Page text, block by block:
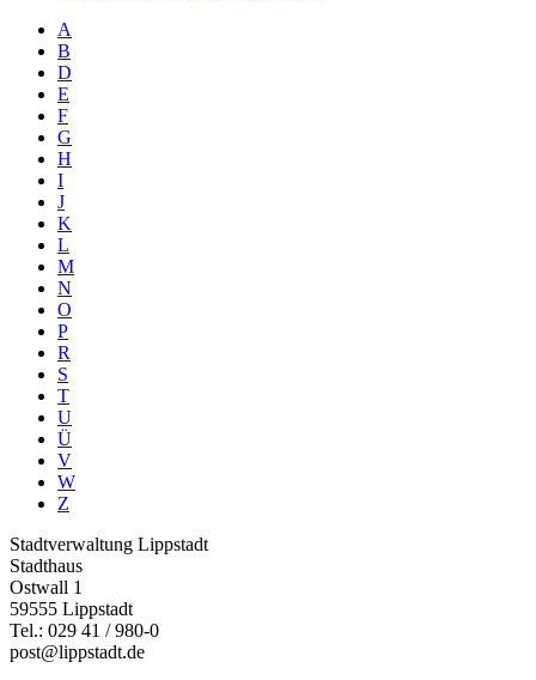
A
B
D
E
F
G
H
I
J
K
L
M
N
O
P
R
S
T
U
Ü
V
W
Z
Stadtverwaltung Lippstadt
Stadthaus
Ostwall 1
59555 Lippstadt
Tel.: 029 41 / 980-0
post@lippstadt.de